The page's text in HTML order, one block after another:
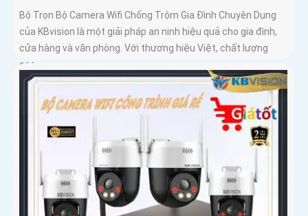
Bộ Trọn Bộ Camera Wifi Chống Trộm Gia Đình Chuyên Dụng
của KBvision là một giải pháp an ninh hiệu quả cho gia đình,
cửa hàng và văn phòng. Với thương hiệu Việt, chất lượng
cao,...